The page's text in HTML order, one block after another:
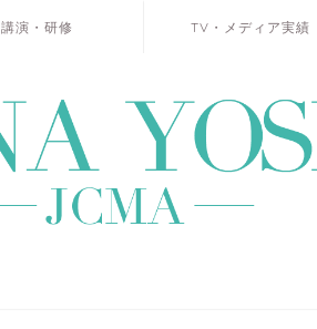
講演・研修 TV・メディア実績